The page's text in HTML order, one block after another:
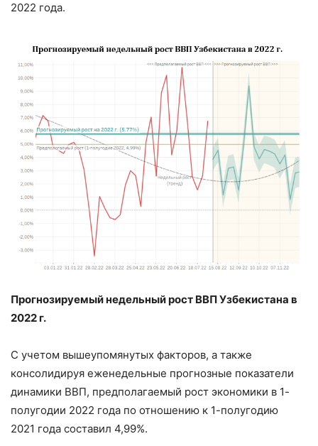
2022 года.
Прогнозируемый недельный рост ВВП Узбекистана в
2022 г.
С учетом вышеупомянутых факторов, а также
консолидируя еженедельные прогнозные показатели
динамики ВВП, предполагаемый рост экономики в 1-
полугодии 2022 года по отношению к 1-полугодию
2021 года составил 4,99%.